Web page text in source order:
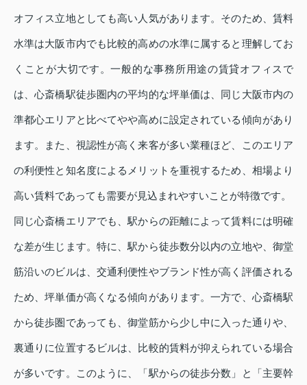
オフィス立地としても高い人気があります。そのため、賃料
水準は大阪市内でも比較的高めの水準に属すると理解してお
くことが大切です。一般的な事務所用途の賃貸オフィスで
は、心斎橋駅徒歩圏内の平均的な坪単価は、同じ大阪市内の
準都心エリアと比べてやや高めに設定されている傾向があり
ます。また、視認性が高く来客が多い業種ほど、このエリア
の利便性と知名度によるメリットを重視するため、相場より
高い賃料であっても需要が見込まれやすいことが特徴です。
同じ心斎橋エリアでも、駅からの距離によって賃料には明確
な差が生じます。特に、駅から徒歩数分以内の立地や、御堂
筋沿いのビルは、交通利便性やブランド性が高く評価される
ため、坪単価が高くなる傾向があります。一方で、心斎橋駅
から徒歩圏であっても、御堂筋から少し中に入った通りや、
裏通りに位置するビルは、比較的賃料が抑えられている場合
が多いです。このように、「駅からの徒歩分数」と「主要幹